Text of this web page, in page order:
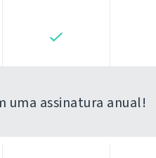
uma assinatura anual!